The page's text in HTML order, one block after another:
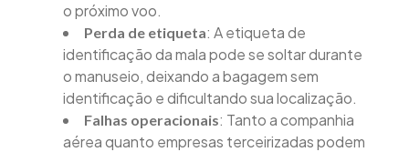
o próximo voo.
Perda de etiqueta: A etiqueta de
identificação da mala pode se soltar durante
o manuseio, deixando a bagagem sem
identificação e dificultando sua localização.
Falhas operacionais: Tanto a companhia
aérea quanto empresas terceirizadas podem